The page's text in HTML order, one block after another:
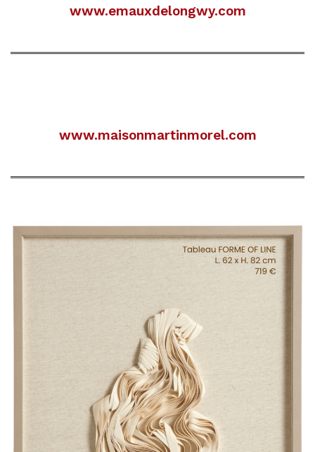
www.emauxdelongwy.com
www.maisonmartinmorel.com